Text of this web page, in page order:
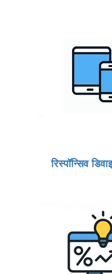
रिस्पॉन्सिव